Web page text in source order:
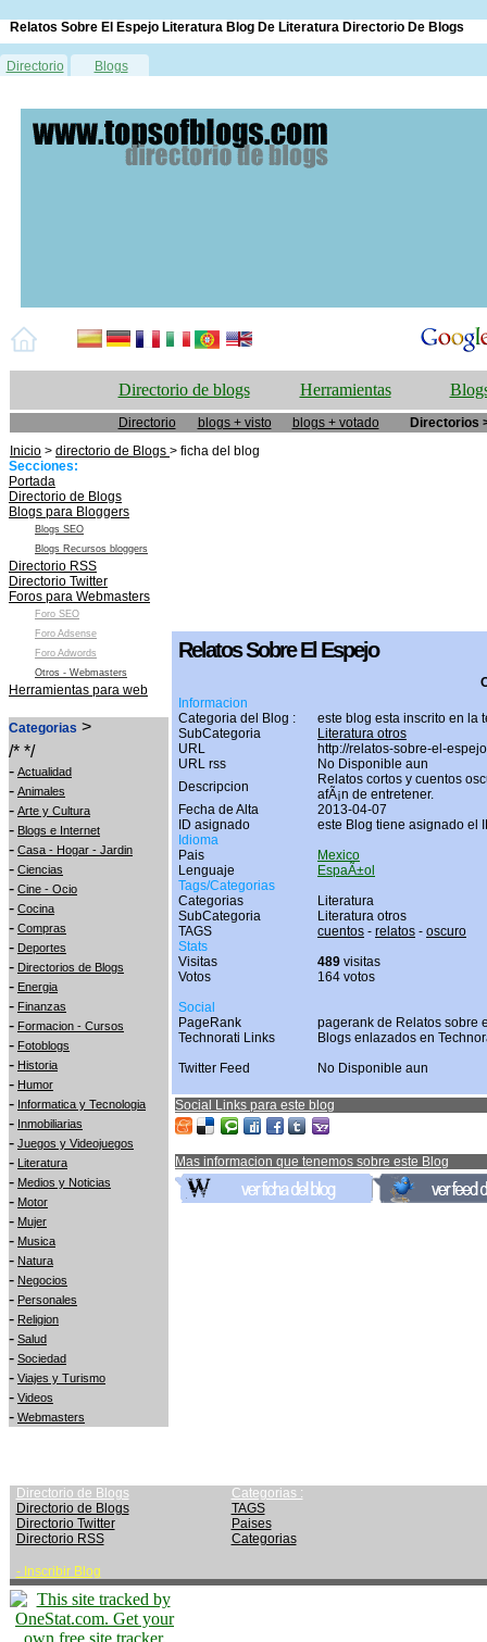
Relatos Sobre El Espejo Literatura Blog De Literatura Directorio De Blogs
Directorio Blogs
Directorio de blogs Herramientas
Directorio blogs + visto blogs + votado
Directorios
Inicio > directorio de Blogs > ficha del blog
Secciones:
Portada
Directorio de Blogs
Blogs para Bloggers
Blogs SEO
Blogs Recursos bloggers
Directorio RSS
Directorio Twitter
Foros para Webmasters
Foro SEO
Foro Adsense
Foro Adwords
Otros - Webmasters
Herramientas para web
Categorias >
/* */
- Actualidad
- Animales
- Arte y Cultura
- Blogs e Internet
- Casa - Hogar - Jardin
- Ciencias
- Cine - Ocio
- Cocina
- Compras
- Deportes
- Directorios de Blogs
- Energia
- Finanzas
- Formacion - Cursos
- Fotoblogs
- Historia
- Humor
- Informatica y Tecnologia
- Inmobiliarias
- Juegos y Videojuegos
- Literatura
- Medios y Noticias
- Motor
- Mujer
- Musica
- Natura
- Negocios
- Personales
- Religion
- Salud
- Sociedad
- Viajes y Turismo
- Videos
- Webmasters
Relatos Sobre El Espejo
Informacion
Categoria del Blog :
este blog esta inscrito en la
SubCategoria
Literatura otros
URL
http://relatos-sobre-el-
URL rss
No Disponible aun
Descripcion
Relatos cortos y cuentos
afÃ¡n de entretener.
Fecha de Alta
2013-04-07
ID asignado
este Blog tiene asignado el
Idioma
Pais
Mexico
Lenguaje
EspaÃ±ol
Tags/Categorias
Categorias
Literatura
SubCategoria
Literatura otros
TAGS
cuentos - relatos - oscuro
Stats
Visitas
489 visitas
Votos
164 votos
Social
PageRank
pagerank de Relatos sobre
Technorati Links
Blogs enlazados en
Twitter Feed
No Disponible aun
Social Links para este blog
Mas informacion que tenemos sobre este Blog
Directorio de Blogs
Directorio de Blogs
Directorio Twitter
Directorio RSS
- Inscribir Blog
Categorias :
TAGS
Paises
Categorias